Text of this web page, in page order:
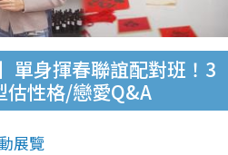
單身揮春聯誼配對班！3
估性格/戀愛Q&A
展覽